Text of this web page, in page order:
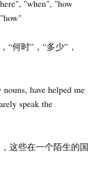
"when", "how
何时”，“多少”，
have helped me
speak the
这些在一个陌生的国